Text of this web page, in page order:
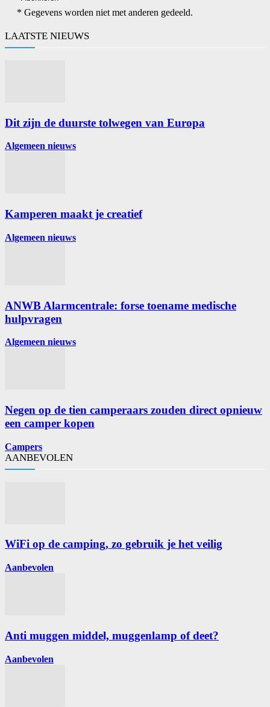
* Gegevens worden niet met anderen gedeeld.
LAATSTE NIEUWS
Dit zijn de duurste tolwegen van Europa
Algemeen nieuws
Kamperen maakt je creatief
Algemeen nieuws
ANWB Alarmcentrale: forse toename medische
hulpvragen
Algemeen nieuws
Negen op de tien camperaars zouden direct opnieuw
een camper kopen
Campers
AANBEVOLEN
WiFi op de camping, zo gebruik je het veilig
Aanbevolen
Anti muggen middel, muggenlamp of deet?
Aanbevolen